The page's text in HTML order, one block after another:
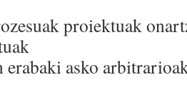
proiektuak
asko